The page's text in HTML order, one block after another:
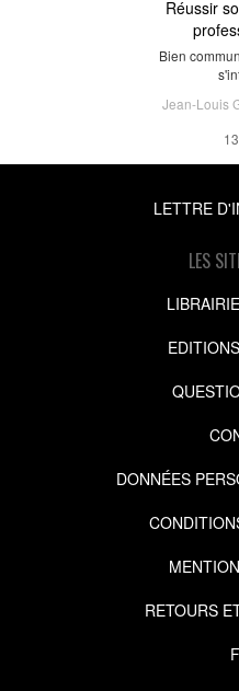
Réussir
Bien
Jean-Louis
LETTRE
LES
DONNÉES
RETOURS